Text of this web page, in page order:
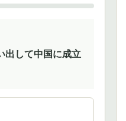
出して中国に成立